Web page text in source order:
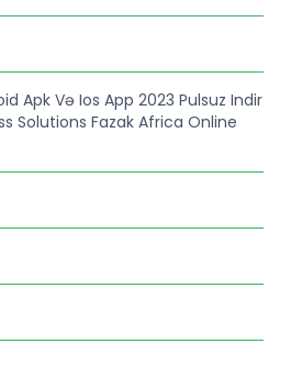
Apk Və Ios App 2023 Pulsuz Indir
Solutions Fazak Africa Online